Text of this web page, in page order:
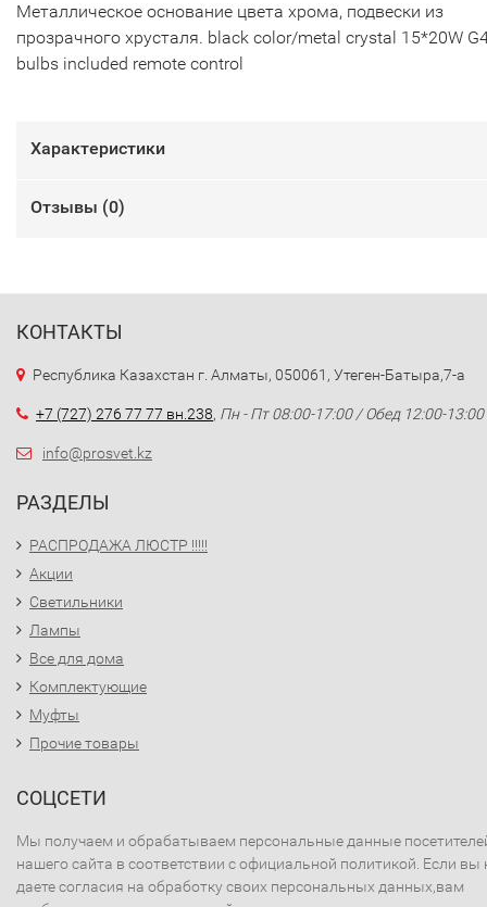
Металлическое основание цвета хрома, подвески из
прозрачного хрусталя. black color/metal crystal 15*20W
bulbs included remote control
Характеристики
Отзывы (0)
КОНТАКТЫ
Республика Казахстан г. Алматы, 050061, Утеген-Батыра,7-а
+7 (727) 276 77 77 вн.238, Пн - Пт 08:00-17:00 / Обед 12:00-13:00
info@prosvet.kz
РАЗДЕЛЫ
РАСПРОДАЖА ЛЮСТР !!!!!
Акции
Светильники
Лампы
Все для дома
Комплектующие
Муфты
Прочие товары
СОЦСЕТИ
Мы получаем и обрабатываем персональные данные
нашего сайта в соответствии с официальной политикой. Если вы
даете согласия на обработку своих персональных данных,вам